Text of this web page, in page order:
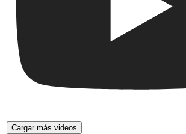
Cargar más videos